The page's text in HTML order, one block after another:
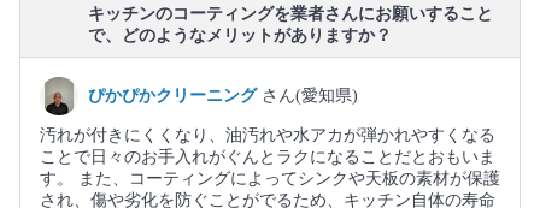
キッチンのコーティングを業者さんにお願いすること
で、どのようなメリットがありますか？
ぴかぴかクリーニング さん(愛知県)
汚れが付きにくくなり、油汚れや水アカが弾かれやすくなる
ことで日々のお手入れがぐんとラクになることだとおもいま
す。 また、コーティングによってシンクや天板の素材が保護
され、傷や劣化を防ぐことがでるため、キッチン自体の寿命